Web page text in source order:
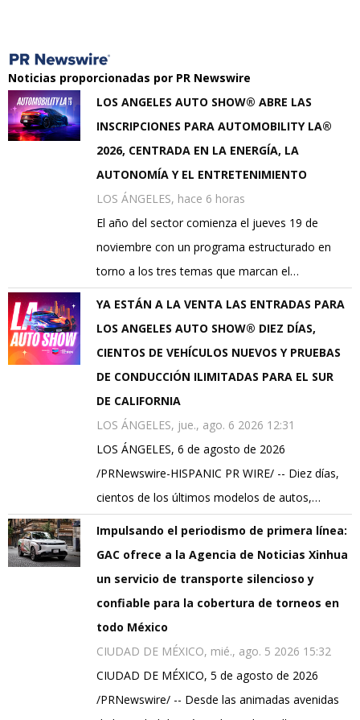
Noticias proporcionadas por PR Newswire
LOS ANGELES AUTO SHOW® ABRE LAS
INSCRIPCIONES PARA AUTOMOBILITY LA®
2026, CENTRADA EN LA ENERGÍA, LA
AUTONOMÍA Y EL ENTRETENIMIENTO
LOS ÁNGELES, hace 6 horas
El año del sector comienza el jueves 19 de
noviembre con un programa estructurado en
torno a los tres temas que marcan el…
YA ESTÁN A LA VENTA LAS ENTRADAS PARA
LOS ANGELES AUTO SHOW® DIEZ DÍAS,
CIENTOS DE VEHÍCULOS NUEVOS Y PRUEBAS
DE CONDUCCIÓN ILIMITADAS PARA EL SUR
DE CALIFORNIA
LOS ÁNGELES, jue., ago. 6 2026 12:31
LOS ÁNGELES, 6 de agosto de 2026
/PRNewswire-HISPANIC PR WIRE/ -- Diez días,
cientos de los últimos modelos de autos,…
Impulsando el periodismo de primera línea:
GAC ofrece a la Agencia de Noticias Xinhua
un servicio de transporte silencioso y
confiable para la cobertura de torneos en
todo México
CIUDAD DE MÉXICO, mié., ago. 5 2026 15:32
CIUDAD DE MÉXICO, 5 de agosto de 2026
/PRNewswire/ -- Desde las animadas avenidas